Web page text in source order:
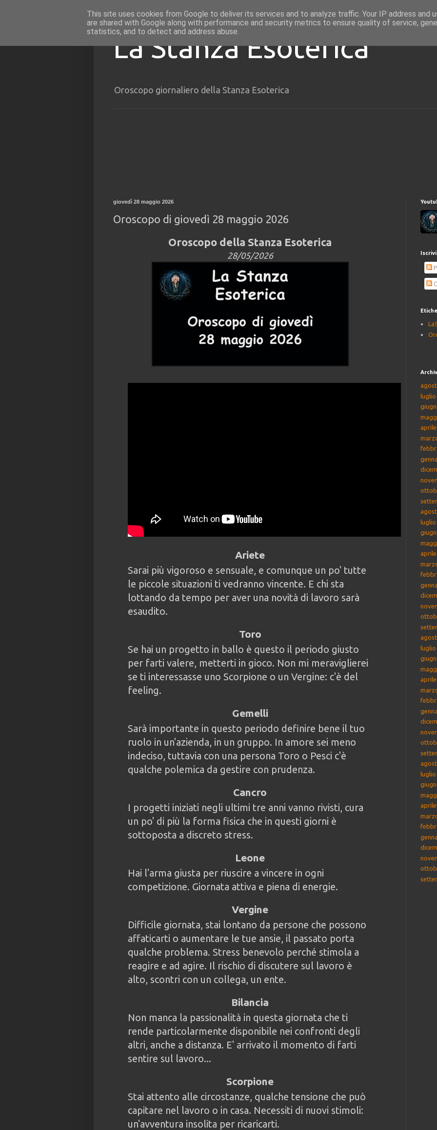
La Stanza Esoterica
Oroscopo giornaliero della Stanza Esoterica
giovedì 28 maggio 2026
Oroscopo di giovedì 28 maggio 2026
Oroscopo della Stanza Esoterica
28/05/2026
Ariete
Sarai più vigoroso e sensuale, e comunque un po' tutte
le piccole situazioni ti vedranno vincente. E chi sta
lottando da tempo per aver una novità di lavoro sarà
esaudito.
Toro
Se hai un progetto in ballo è questo il periodo giusto
per farti valere, metterti in gioco. Non mi meraviglierei
se ti interessasse uno Scorpione o un Vergine: c'è del
feeling.
Gemelli
Sarà importante in questo periodo definire bene il tuo
ruolo in un'azienda, in un gruppo. In amore sei meno
indeciso, tuttavia con una persona Toro o Pesci c'è
qualche polemica da gestire con prudenza.
Cancro
I progetti iniziati negli ultimi tre anni vanno rivisti, cura
un po' di più la forma fisica che in questi giorni è
sottoposta a discreto stress.
Leone
Hai l'arma giusta per riuscire a vincere in ogni
competizione. Giornata attiva e piena di energie.
Vergine
Difficile giornata, stai lontano da persone che possono
affaticarti o aumentare le tue ansie, il passato porta
qualche problema. Stress benevolo perché stimola a
reagire e ad agire. Il rischio di discutere sul lavoro è
alto, scontri con un collega, un ente.
Bilancia
Non manca la passionalità in questa giornata che ti
rende particolarmente disponibile nei confronti degli
altri, anche a distanza. E' arrivato il momento di farti
sentire sul lavoro...
Scorpione
Stai attento alle circostanze, qualche tensione che può
capitare nel lavoro o in casa. Necessiti di nuovi stimoli:
un'avventura insolita per ricaricarti.
luglio
luglio
luglio
luglio
This site uses cookies from Google to deliver its services and to analyze traffic. Your IP address and
are shared with Google along with performance and security metrics to ensure quality of service,
statistics, and to detect and address abuse.